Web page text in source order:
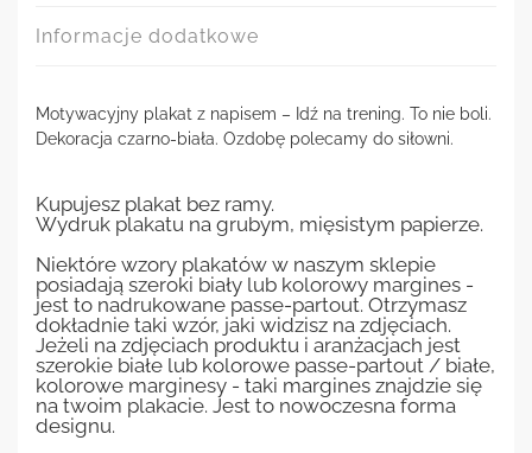
Informacje dodatkowe
Motywacyjny plakat z napisem – Idź na trening. To nie boli.
Dekoracja czarno-biała. Ozdobę polecamy do siłowni.
Kupujesz plakat bez ramy.
Wydruk plakatu na grubym, mięsistym papierze.
Niektóre wzory plakatów w naszym sklepie
posiadają szeroki biały lub kolorowy margines -
jest to nadrukowane passe-partout. Otrzymasz
dokładnie taki wzór, jaki widzisz na zdjęciach.
Jeżeli na zdjęciach produktu i aranżacjach jest
szerokie białe lub kolorowe passe-partout / białe,
kolorowe marginesy - taki margines znajdzie się
na twoim plakacie. Jest to nowoczesna forma
designu.